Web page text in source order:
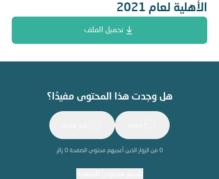
الأهلية لعام 2021
تحميل الملف
هل وجدت هذا المحتوى مفيدًا؟
0 من الزوار الذين أعجبهم محتوى الصفحة0 زائر